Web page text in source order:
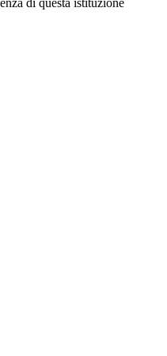
di questa istituzione